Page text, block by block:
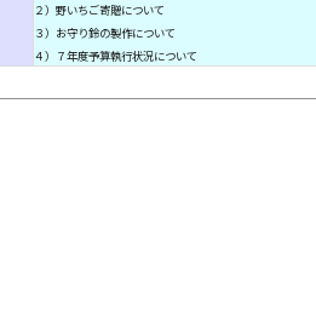
２）野いちご寄贈について
３）お守り鈴の製作について
４）７年度予算執行状況について